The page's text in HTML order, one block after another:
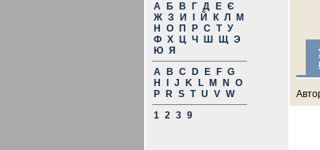
А Б В Г Д Е Є
Ж З И Й К Л
М
Н
О П Р С Т У
Ф Х Ц Ч Ш Щ Э
Ю Я
A
B C D E F G
H
J K L M N
O
P
R S T U V W
1 2 3 9